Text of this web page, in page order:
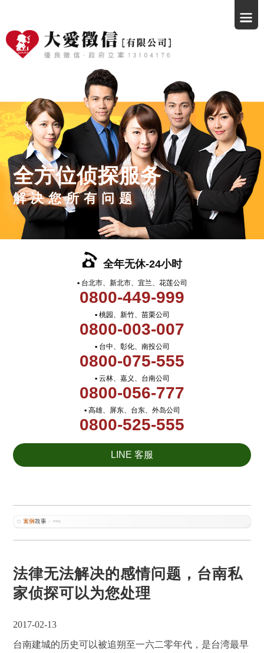
全方位侦探服务
解决您所有问题
全年无休-24小时
▪ 台北市、新北市、宜兰、花莲公司
0800-449-999
▪ 桃园、新竹、苗栗公司
0800-003-007
▪ 台中、彰化、南投公司
0800-075-555
▪ 云林、嘉义、台南公司
0800-056-777
▪ 高雄、屏东、台东、外岛公司
0800-525-555
LINE 客服
法律无法解决的感情问题，台南私
家侦探可以为您处理
2017-02-13
台南建城的历史可以被追朔至一六二零年代，是台湾最早